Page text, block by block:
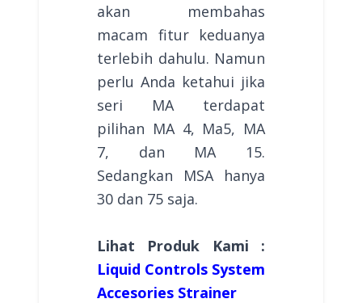
akan membahas
macam fitur keduanya
terlebih dahulu. Namun
perlu Anda ketahui jika
seri MA terdapat
pilihan MA 4, Ma5, MA
7, dan MA 15.
Sedangkan MSA hanya
30 dan 75 saja.
Lihat Produk Kami :
Liquid Controls System
Accesories Strainer